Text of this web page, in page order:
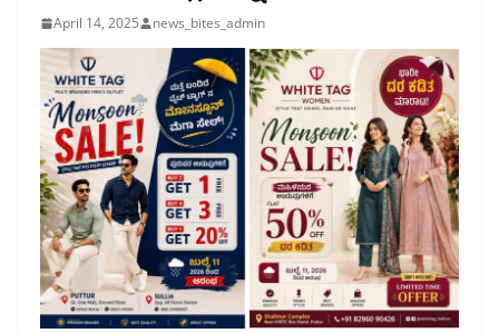
April 14, 2025 news_bites_admin